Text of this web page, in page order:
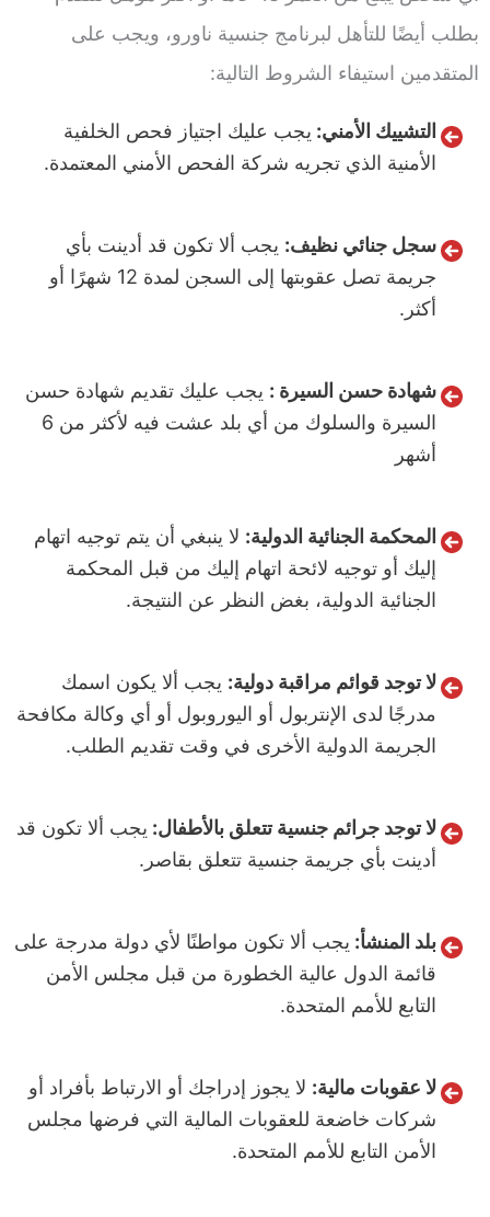
بطلب أيضًا للتأهل لبرنامج جنسية ناورو، ويجب على
المتقدمين استيفاء الشروط التالية:
التشييك الأمني: يجب عليك اجتياز فحص الخلفية
الأمنية الذي تجريه شركة الفحص الأمني المعتمدة.
سجل جنائي نظيف: يجب ألا تكون قد أدينت بأي
جريمة تصل عقوبتها إلى السجن لمدة 12 شهرًا أو
أكثر.
شهادة حسن السيرة : يجب عليك تقديم شهادة حسن
السيرة والسلوك من أي بلد عشت فيه لأكثر من 6
أشهر
المحكمة الجنائية الدولية: لا ينبغي أن يتم توجيه اتهام
إليك أو توجيه لائحة اتهام إليك من قبل المحكمة
الجنائية الدولية، بغض النظر عن النتيجة.
لا توجد قوائم مراقبة دولية: يجب ألا يكون اسمك
مدرجًا لدى الإنتربول أو اليوروبول أو أي وكالة مكافحة
الجريمة الدولية الأخرى في وقت تقديم الطلب.
لا توجد جرائم جنسية تتعلق بالأطفال: يجب ألا تكون قد
أدينت بأي جريمة جنسية تتعلق بقاصر.
بلد المنشأ: يجب ألا تكون مواطنًا لأي دولة مدرجة على
قائمة الدول عالية الخطورة من قبل مجلس الأمن
التابع للأمم المتحدة.
لا عقوبات مالية: لا يجوز إدراجك أو الارتباط بأفراد أو
شركات خاضعة للعقوبات المالية التي فرضها مجلس
الأمن التابع للأمم المتحدة.